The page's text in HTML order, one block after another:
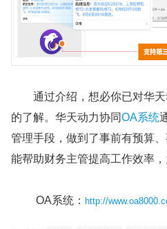
通过介绍，想必你已对华天
的了解。华天动力协同OA系统
管理手段，做到了事前有预算
能帮助财务主管提高工作效率，
OA系统： http://